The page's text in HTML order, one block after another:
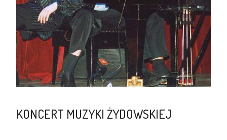
KONCERT MUZYKI ŻYDOWSKIEJ